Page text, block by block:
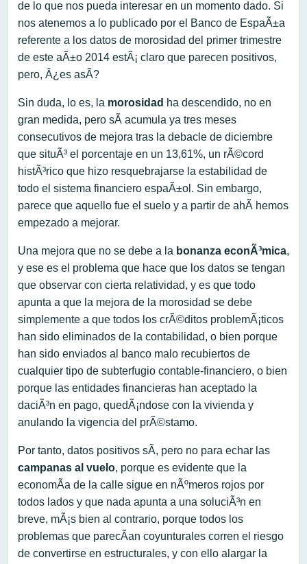
de lo que nos pueda interesar en un momento dado. Si
nos atenemos a lo publicado por el Banco de EspaÃ±a
referente a los datos de morosidad del primer trimestre
de este aÃ±o 2014 estÃ¡ claro que parecen positivos,
pero, Â¿es asÃ­?
Sin duda, lo es, la morosidad ha descendido, no en
gran medida, pero sÃ­ acumula ya tres meses
consecutivos de mejora tras la debacle de diciembre
que situÃ³ el porcentaje en un 13,61%, un rÃ©cord
histÃ³rico que hizo resquebrajarse la estabilidad de
todo el sistema financiero espaÃ±ol. Sin embargo,
parece que aquello fue el suelo y a partir de ahÃ­ hemos
empezado a mejorar.
Una mejora que no se debe a la bonanza econÃ³mica,
y ese es el problema que hace que los datos se tengan
que observar con cierta relatividad, y es que todo
apunta a que la mejora de la morosidad se debe
simplemente a que todos los crÃ©ditos problemÃ¡ticos
han sido eliminados de la contabilidad, o bien porque
han sido enviados al banco malo recubiertos de
cualquier tipo de subterfugio contable-financiero, o bien
porque las entidades financieras han aceptado la
daciÃ³n en pago, quedÃ¡ndose con la vivienda y
anulando la vigencia del prÃ©stamo.
Por tanto, datos positivos sÃ­, pero no para echar las
campanas al vuelo, porque es evidente que la
economÃ­a de la calle sigue en nÃºmeros rojos por
todos lados y que nada apunta a una soluciÃ³n en
breve, mÃ¡s bien al contrario, porque todos los
problemas que parecÃ­an coyunturales corren el riesgo
de convertirse en estructurales, y con ello alargar la